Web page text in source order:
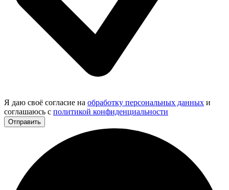
Я даю своё согласие на обработку персональных данных и
соглашаюсь с политикой конфиденциальности